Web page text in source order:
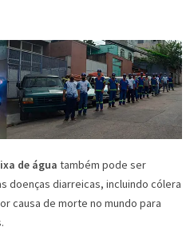
de água também pode ser
doenças diarreicas, incluindo cólera
causa de morte no mundo para